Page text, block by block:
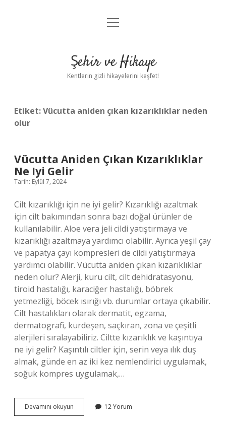
Anasayfa
Yasal Uyarı
menüyü
Şehir ve Hikaye
Kentlerin gizli hikayelerini keşfet!
Etiket:Vücutta aniden çıkan kızarıklıklar neden
olur
Vücutta Aniden Çıkan Kızarıklıklar
Ne Iyi Gelir
Tarih: Eylül 7, 2024
Cilt kızarıklığı için ne iyi gelir? Kızarıklığı azaltmak
için cilt bakımından sonra bazı doğal ürünler de
kullanılabilir. Aloe vera jeli cildi yatıştırmaya ve
kızarıklığı azaltmaya yardımcı olabilir. Ayrıca yeşil çay
ve papatya çayı kompresleri de cildi yatıştırmaya
yardımcı olabilir. Vücutta aniden çıkan kızarıklıklar
neden olur? Alerji, kuru cilt, cilt dehidratasyonu,
tiroid hastalığı, karaciğer hastalığı, böbrek
yetmezliği, böcek ısırığı vb. durumlar ortaya çıkabilir.
Cilt hastalıkları olarak dermatit, egzama,
dermatografi, kurdeşen, saçkıran, zona ve çeşitli
alerjileri sıralayabiliriz. Ciltte kızarıklık ve kaşıntıya
ne iyi gelir? Kaşıntılı ciltler için, serin veya ılık duş
almak, günde en az iki kez nemlendirici uygulamak,
soğuk kompres uygulamak,…
Devamını okuyun
Aniden
12 Yorum